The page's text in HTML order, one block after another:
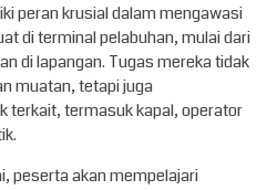
peran krusial dalam mengawasi
di terminal pelabuhan, mulai dari
di lapangan. Tugas mereka tidak
muatan, tetapi juga
terkait, termasuk kapal, operator
peserta akan mempelajari